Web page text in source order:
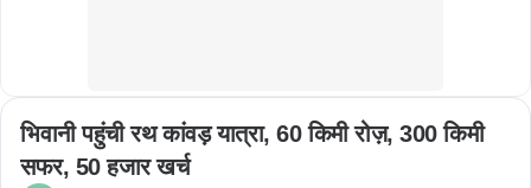
भिवानी पहुंची रथ कांवड़ यात्रा, 60 किमी रोज़, 300 किमी
सफर, 50 हजार खर्च